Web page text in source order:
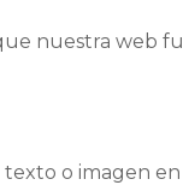
nuestra web
o imagen